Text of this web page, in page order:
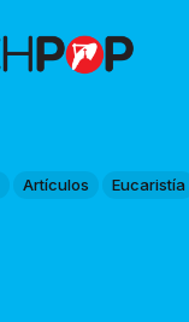
Artículos Eucaristía